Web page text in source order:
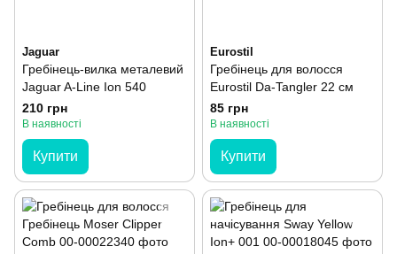
Jaguar
Гребінець-вилка металевий
Jaguar A-Line Ion 540
210 грн
В наявності
Купити
Eurostil
Гребінець для волосся
Eurostil Da-Tangler 22 см
85 грн
В наявності
Купити